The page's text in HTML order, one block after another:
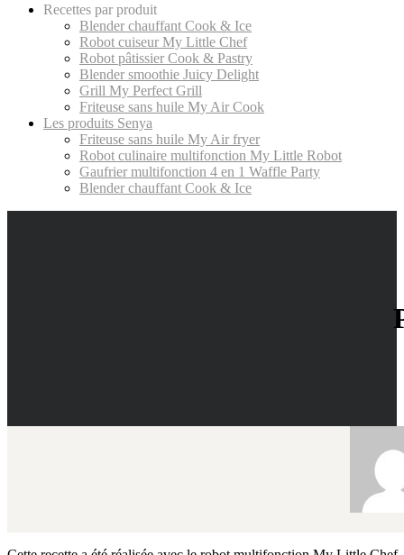
Recettes par produit
Blender chauffant Cook & Ice
Robot cuiseur My Little Chef
Robot pâtissier Cook & Pastry
Blender smoothie Juicy Delight
Grill My Perfect Grill
Friteuse sans huile My Air Cook
Les produits Senya
Friteuse sans huile My Air fryer
Robot culinaire multifonction My Little Robot
Gaufrier multifonction 4 en 1 Waffle Party
Blender chauffant Cook & Ice